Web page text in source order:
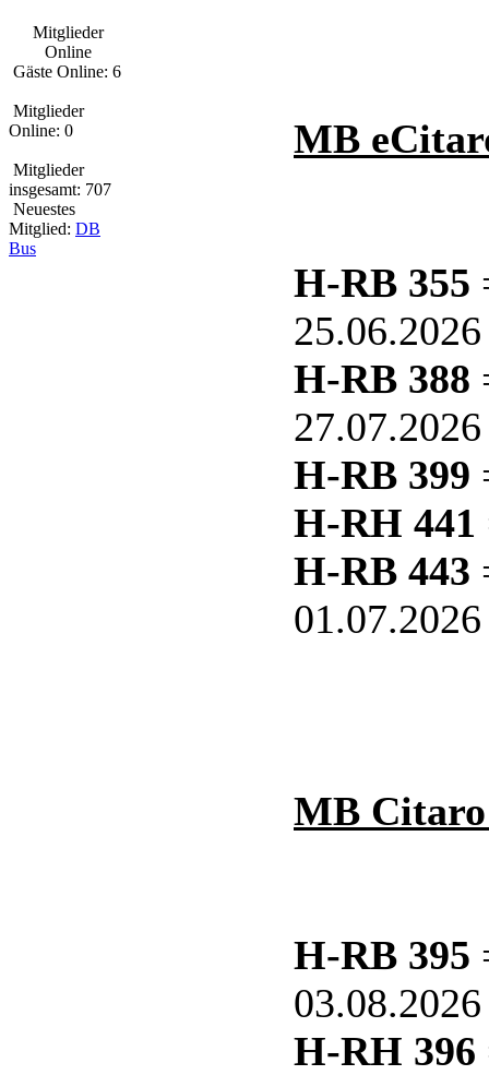
Mitglieder
Online
Gäste Online: 6
Mitglieder
Online: 0
Mitglieder
insgesamt: 707
Neuestes
Mitglied: DB
Bus
MB
H-RB 355
25.06.2026
H-RB 388
27.07.2026
H-RB 399
H-RH 441
H-RB 443
01.07.2026
MB
H-RB 395
03.08.2026
H-RH 396